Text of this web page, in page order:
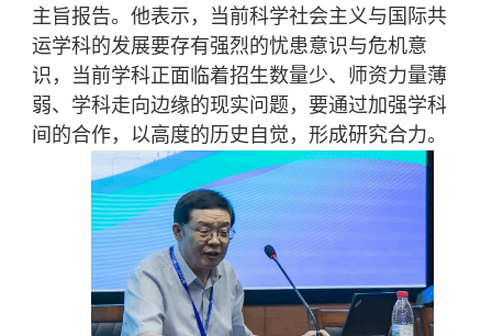
主旨报告。他表示，当前科学社会主义与国际共
运学科的发展要存有强烈的忧患意识与危机意
识，当前学科正面临着招生数量少、师资力量薄
弱、学科走向边缘的现实问题，要通过加强学科
间的合作，以高度的历史自觉，形成研究合力。